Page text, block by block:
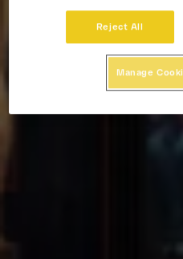
Reject All
Manage